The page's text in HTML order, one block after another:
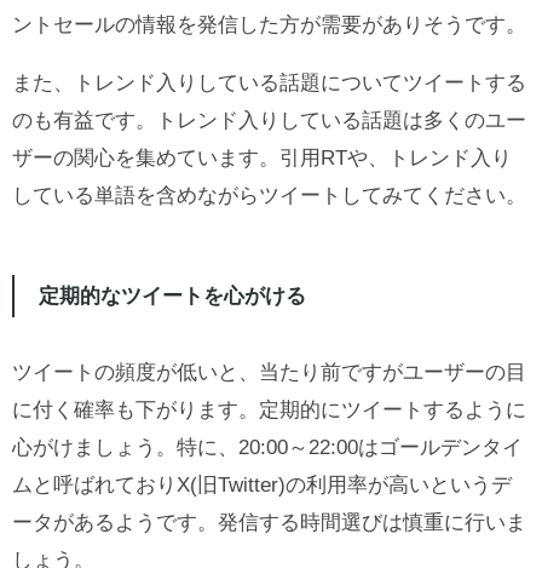
ントセールの情報を発信した方が需要がありそうです。
また、トレンド入りしている話題についてツイートする
のも有益です。トレンド入りしている話題は多くのユー
ザーの関心を集めています。引用RTや、トレンド入り
している単語を含めながらツイートしてみてください。
定期的なツイートを心がける
ツイートの頻度が低いと、当たり前ですがユーザーの目
に付く確率も下がります。定期的にツイートするように
心がけましょう。特に、20:00～22:00はゴールデンタイ
ムと呼ばれておりX(旧Twitter)の利用率が高いというデ
ータがあるようです。発信する時間選びは慎重に行いま
しょう。